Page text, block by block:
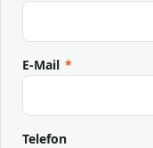
E-Mail *
Telefon